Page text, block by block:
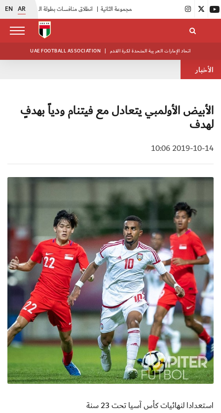
EN AR
UAE FOOTBALL ASSOCIATION | اتحاد الإمارات العربية المتحدة لكرة القدم
الأخبار
الأبيض الأولمبي يتعادل مع فيتنام ودياً بهدفٍ
لهدف
2019-10-14 10:06
استعدادا لنهائيات كأس آسيا تحت 23 سنة